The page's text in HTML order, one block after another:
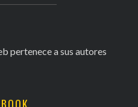
pertenece a sus autores